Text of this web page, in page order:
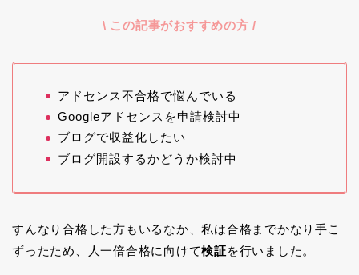
\ この記事がおすすめの方 /
アドセンス不合格で悩んでいる
Googleアドセンスを申請検討中
ブログで収益化したい
ブログ開設するかどうか検討中
すんなり合格した方もいるなか、私は合格までかなり手こ
ずったため、人一倍合格に向けて検証を行いました。